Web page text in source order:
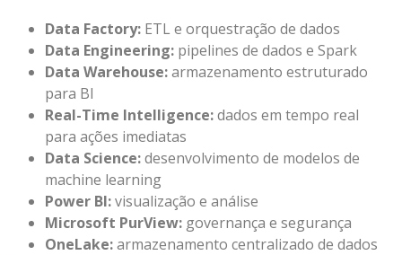
Data Factory: ETL e orquestração de dados
Data Engineering: pipelines de dados e Spark
Data Warehouse:armazenamento estruturado
para BI
Real-Time Intelligence:dados em tempo real
para ações imediatas
Data Science:desenvolvimento de modelos de
machine learning
Power BI:visualização e análise
Microsoft PurView: governança e segurança
OneLake:armazenamento centralizado de dados